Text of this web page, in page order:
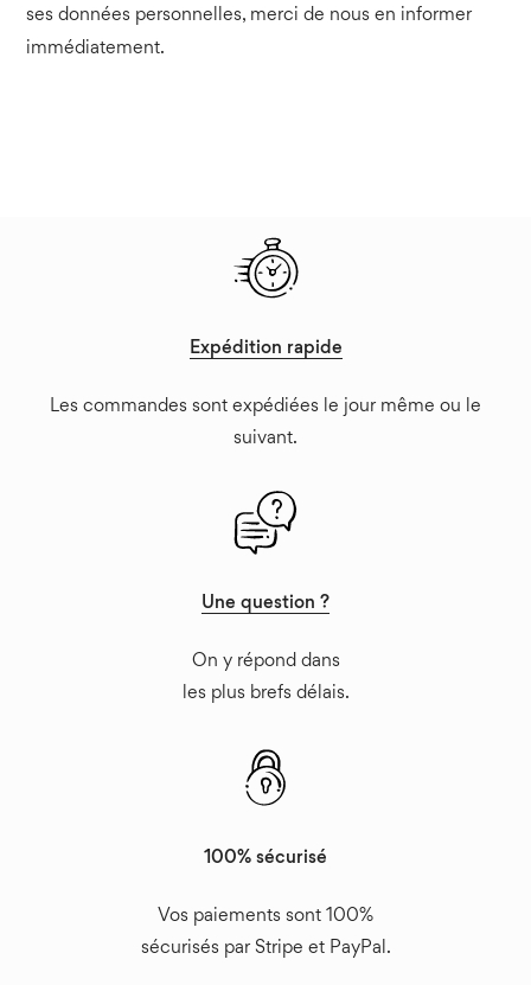
ses données personnelles, merci de nous en informer
immédiatement.
Expédition rapide
Les commandes sont expédiées le jour même ou le
suivant.
Une question ?
On y répond dans
les plus brefs délais.
100% sécurisé
Vos paiements sont 100%
sécurisés par Stripe et PayPal.